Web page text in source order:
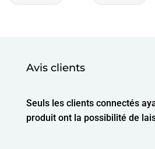
Avis clients
Seuls les clients connectés
produit ont la possibilité de